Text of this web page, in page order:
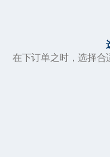
在下订单之时，选择合